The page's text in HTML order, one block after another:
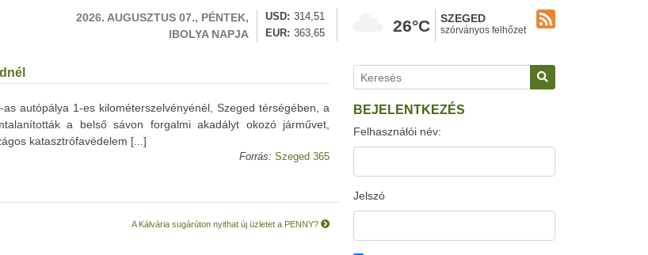
2026. AUGUSZTUS 07., PÉNTEK,
IBOLYA NAPJA
USD
314,51
EUR
363,65 26°C SZEGED
szórványos felhőzet
autópálya 1-es kilométerszelvényénél, Szeged térségében, a
a belső sávon forgalmi akadályt okozó járművet,
katasztrófavédelem [...]
Forrás: Szeged 365
A Kálvária sugárúton nyithat új üzletet a PENNY?
BEJELENTKEZÉS
Felhasználói név:
Jelszó